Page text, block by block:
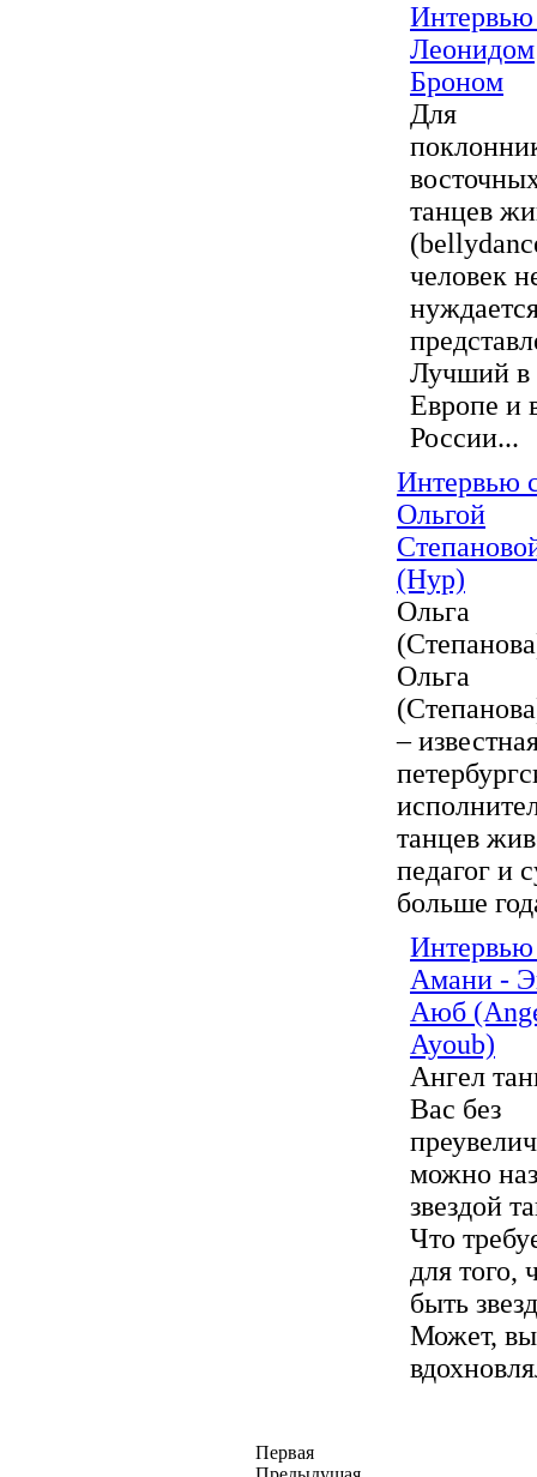
Интервью
Леонидом
Броном
Для
танцев
человек
Лучший в
Европе и
России...
Интервью
Ольгой
(Нур)
Ольга
Ольга
–
танцев
педагог и
больше
Интервью
Амани -
Аюб
Ayoub)
Ангел
Вас без
можно
звездой
Что
для того,
быть
Может, вы
Первая